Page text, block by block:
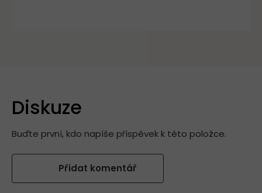
Diskuze
Buďte první, kdo napíše příspěvek k této položce.
Přidat komentář